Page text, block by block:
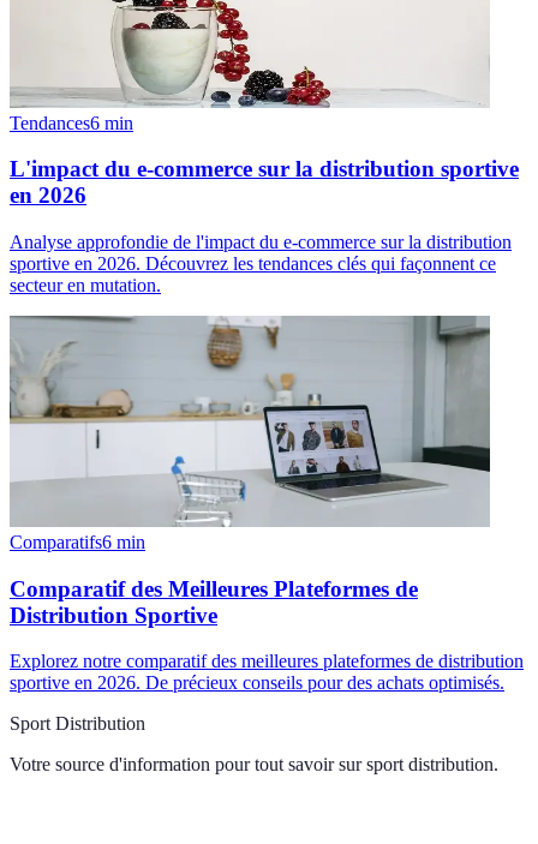
Tendances6 min
L'impact du e-commerce sur la distribution sportive
en 2026
Analyse approfondie de l'impact du e-commerce sur la distribution
sportive en 2026. Découvrez les tendances clés qui façonnent ce
secteur en mutation.
Comparatifs6 min
Comparatif des Meilleures Plateformes de
Distribution Sportive
Explorez notre comparatif des meilleures plateformes de distribution
sportive en 2026. De précieux conseils pour des achats optimisés.
Sport Distribution
Votre source d'information pour tout savoir sur sport distribution.